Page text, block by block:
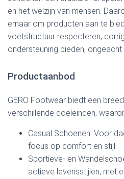
en het welzijn van mensen.
ernaar om producten aan te
voetstructuur respecteren,
ondersteuning bieden,
Productaanbod
GERO Footwear biedt een
verschillende doeleinden,
Casual Schoenen: Voor
focus op comfort en stijl.
Sportieve- en
actieve levensstijlen, met